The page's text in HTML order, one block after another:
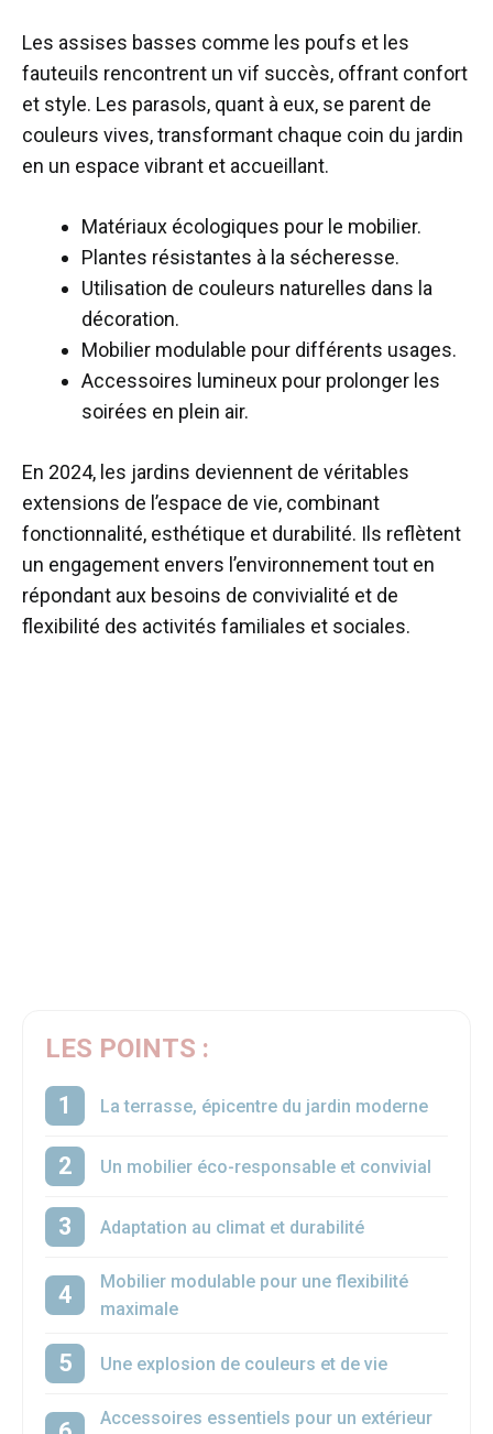
Les assises basses comme les poufs et les
fauteuils rencontrent un vif succès, offrant confort
et style. Les parasols, quant à eux, se parent de
couleurs vives, transformant chaque coin du jardin
en un espace vibrant et accueillant.
Matériaux écologiques pour le mobilier.
Plantes résistantes à la sécheresse.
Utilisation de couleurs naturelles dans la
décoration.
Mobilier modulable pour différents usages.
Accessoires lumineux pour prolonger les
soirées en plein air.
En 2024, les jardins deviennent de véritables
extensions de l’espace de vie, combinant
fonctionnalité, esthétique et durabilité. Ils reflètent
un engagement envers l’environnement tout en
répondant aux besoins de convivialité et de
flexibilité des activités familiales et sociales.
LES POINTS :
La terrasse, épicentre du jardin moderne
Un mobilier éco-responsable et convivial
Adaptation au climat et durabilité
Mobilier modulable pour une flexibilité
maximale
Une explosion de couleurs et de vie
Accessoires essentiels pour un extérieur